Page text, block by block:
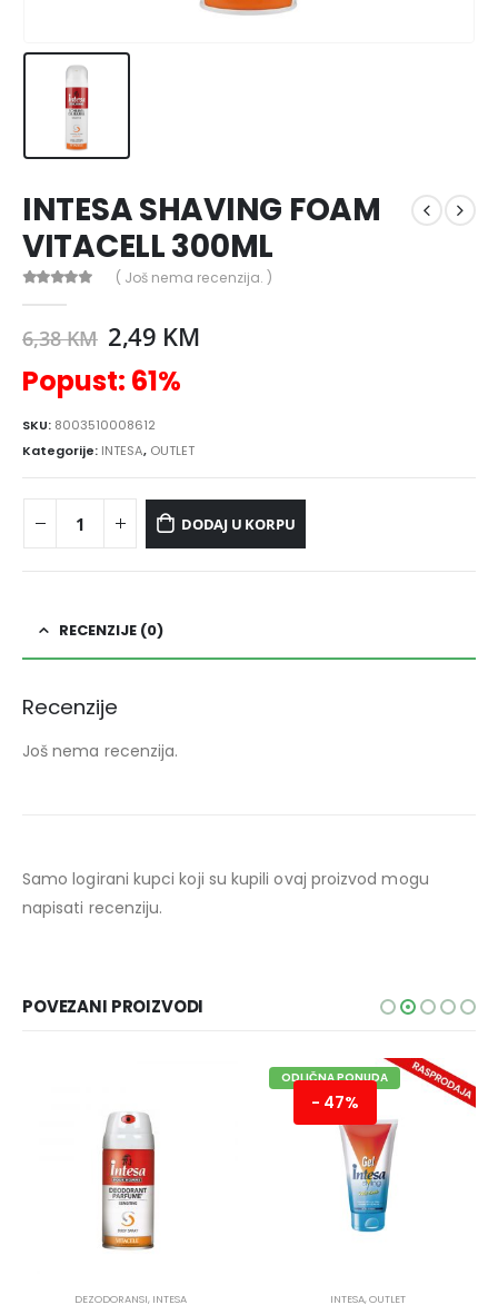
INTESA SHAVING FOAM
VITACELL 300ML
( Još nema recenzija. )
6,38KM 2,49 KM
Popust: 61%
SKU: 8003510008612
Kategorije: INTESA, OUTLET
DODAJ U KORPU
RECENZIJE (0)
Recenzije
Još nema recenzija.
Samo logirani kupci koji su kupili ovaj proizvod mogu
napisati recenziju.
POVEZANI PROIZVODI
DEZODORANSI, INTESA
ODLIČNA PONUDA
- 47%
INTESA,OUTLET